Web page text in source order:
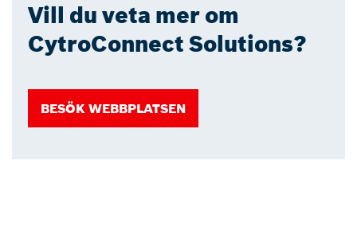
Vill du veta mer om
CytroConnect Solutions?
BESÖK WEBBPLATSEN